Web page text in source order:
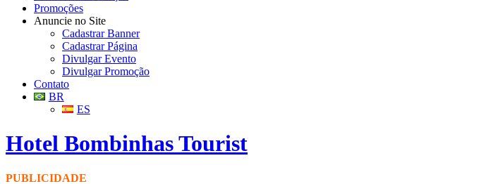
Promoções
Anuncie no Site
Cadastrar Banner
Cadastrar Página
Divulgar Evento
Divulgar Promoção
Contato
BR
ES
Hotel Bombinhas Tourist
PUBLICIDADE